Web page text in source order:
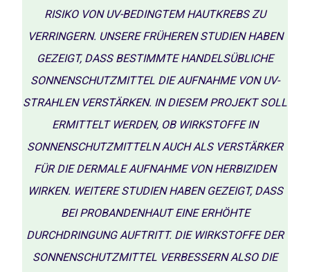
RISIKO VON UV-BEDINGTEM HAUTKREBS ZU
VERRINGERN. UNSERE FRÜHEREN STUDIEN HABEN
GEZEIGT, DASS BESTIMMTE HANDELSÜBLICHE
SONNENSCHUTZMITTEL DIE AUFNAHME VON UV-
STRAHLEN VERSTÄRKEN. IN DIESEM PROJEKT SOLL
ERMITTELT WERDEN, OB WIRKSTOFFE IN
SONNENSCHUTZMITTELN AUCH ALS VERSTÄRKER
FÜR DIE DERMALE AUFNAHME VON HERBIZIDEN
WIRKEN. WEITERE STUDIEN HABEN GEZEIGT, DASS
BEI PROBANDENHAUT EINE ERHÖHTE
DURCHDRINGUNG AUFTRITT. DIE WIRKSTOFFE DER
SONNENSCHUTZMITTEL VERBESSERN ALSO DIE